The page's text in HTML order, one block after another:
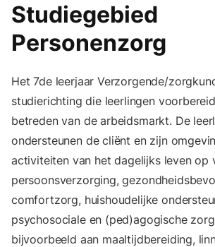
Studiegebied
Personenzorg
Het 7de leerjaar Verzorgende/
studierichting die leerlingen
betreden van de arbeidsmarkt. De
ondersteunen de cliënt en zijn
activiteiten van het dagelijks leven op
persoonsverzorging,
comfortzorg, huishoudelijke
psychosociale en (ped)agogische
bijvoorbeeld aan maaltijdbereiding,